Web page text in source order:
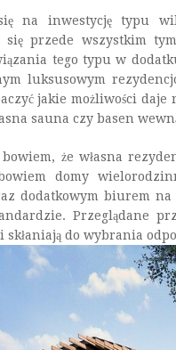
na inwestycję typu
się przede wszystkim
tego typu w
luksusowym
jakie możliwości
sauna czy basen
bowiem, że własna
domy
dodatkowym biurem
Przeglądane
skłaniają do wybrania